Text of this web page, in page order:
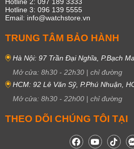
Hotline 3: 096 139 5555
Email: info@watchstore.vn
TRUNG TÂM BẢO HÀNH
Hà Nội: 97 Trần Đại Nghĩa, P.Bạch
Mở cửa: 8h30 - 22h30 | chỉ đường
HCM: 92 Lê Văn Sỹ, P.Phú Nhuận,
Mở cửa: 8h30 - 22h00 | chỉ đường
THEO DÕI CHÚNG TÔI TẠI